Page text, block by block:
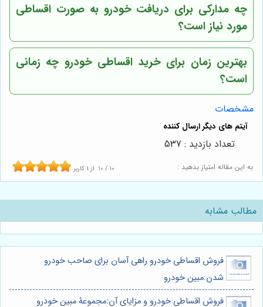
چه مدارکی برای دریافت خودرو به صورت اقساطی
مورد نیاز است؟
بهترین زمان برای خرید اقساطی خودرو چه زمانی
است؟
مشخصات
به این مقاله امتیاز بدهید : 10 / 10 از 1 کاربر
تعداد بازدید : 537
مطالب مشابه
فروش اقساطی خودرو راهی آسان برای صاحب خودرو
شدن:مبین خودرو
فروش اقساطی خودرو و مزایای آن:مجموعۀ مبین خودرو